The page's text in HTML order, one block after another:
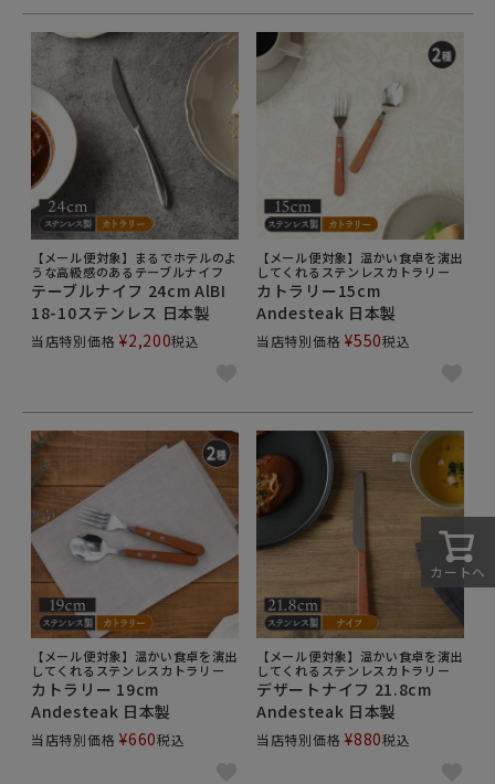
【メール便対象】まるでホテルのよ
うな高級感のあるテーブルナイフ
テーブルナイフ 24cm AlBI
18-10ステンレス 日本製
当店特別価格 ¥2,200税込
【メール便対象】温かい食卓を演出
してくれるステンレスカトラリー
カトラリー15cm
Andesteak 日本製
当店特別価格 ¥550税込
【メール便対象】温かい食卓を演出
してくれるステンレスカトラリー
カトラリー 19cm
Andesteak 日本製
当店特別価格 ¥660税込
【メール便対象】温かい食卓を演出
してくれるステンレスカトラリー
デザートナイフ 21.8cm
Andesteak 日本製
当店特別価格 ¥880税込
カートへ